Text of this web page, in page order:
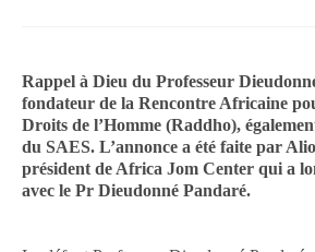
Rappel à Dieu du Professeur
fondateur de la Rencontre Africaine
Droits de l’Homme (Raddho),
du SAES. L’annonce a été faite par
président de Africa Jom Center qui a
avec le Pr Dieudonné Pandaré.